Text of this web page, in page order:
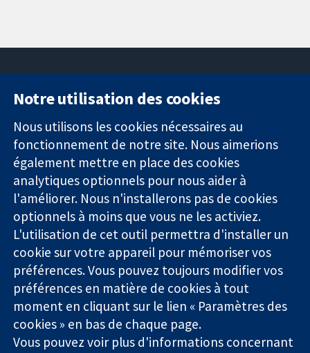
Des données
probantes.
Des décisions
éclairées.
Une meilleure
santé.
11-13 Cavendish
Square
Londres
W1G0AN
Royaume-Uni
nous
Actualités
Service de
presse
Qui sommes-
nous
Offres
d'emploi
Library
La Collaboration Cochrane est une association caritative (n°
1045921) et une société à responsabilité limitée par garantie (n°
03044323) enregistrée en Angleterre et au Pays de Galles. Numéro
Notre utilisation des cookies
Nous utilisons les cookies nécessaires au
fonctionnement de notre site. Nous aimerions
également mettre en place des cookies
analytiques optionnels pour nous aider à
l'améliorer. Nous n'installerons pas de cookies
optionnels à moins que vous ne les activiez.
L'utilisation de cet outil permettra d'installer un
cookie sur votre appareil pour mémoriser vos
préférences. Vous pouvez toujours modifier vos
préférences en matière de cookies à tout
moment en cliquant sur le lien « Paramètres des
cookies » en bas de chaque page.
Vous pouvez voir plus d'informations concernant